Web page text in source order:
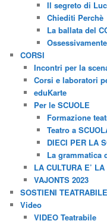
Il segreto di
Chiediti Perchè
La ballata del
Ossessivamente
CORSI
Incontri per la
Corsi e laboratori
eduKarte
Per le SCUOLE
Formazione
Teatro a
DIECI PER LA
La grammatica
LA CULTURA E’ LA
VAJONTS 2023
SOSTIENI TEATRABILE
Video
VIDEO Teatrabile